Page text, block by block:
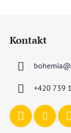
Kontakt
bohemia@
+420 739